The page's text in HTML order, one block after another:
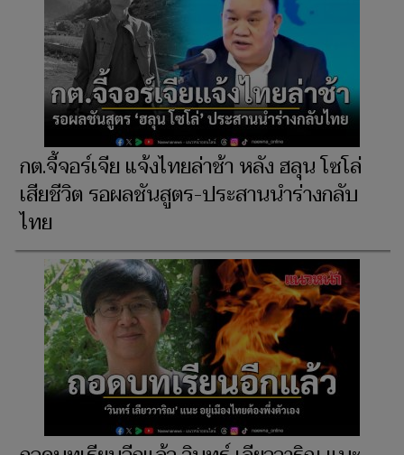
กต.จี้จอร์เจีย แจ้งไทยล่าช้า หลัง ฮลุน โซโล่
เสียชีวิต รอผลชันสูตร-ประสานนำร่างกลับ
ไทย